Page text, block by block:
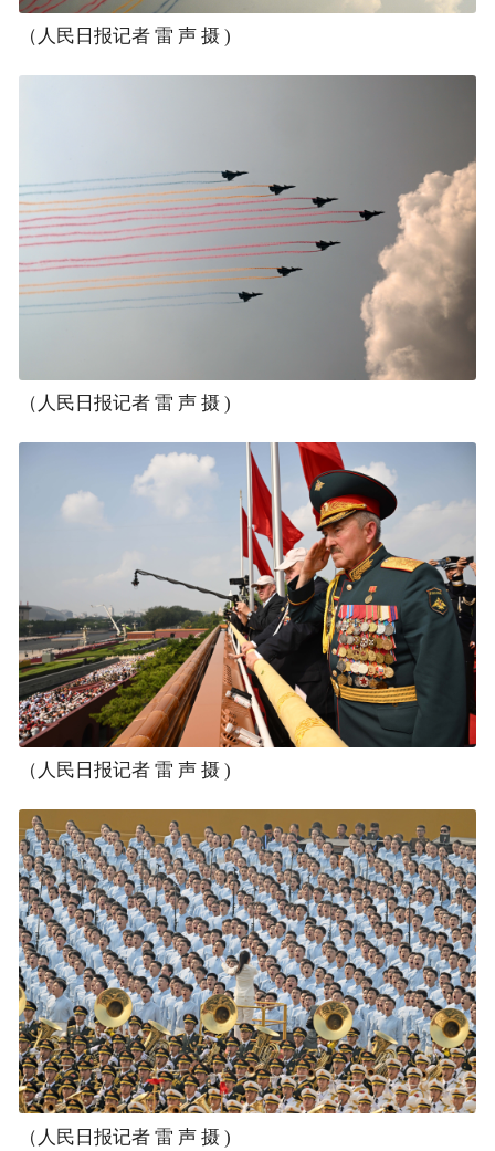
（人民日报记者 雷 声 摄 )
（人民日报记者 雷 声 摄 )
（人民日报记者 雷 声 摄 )
（人民日报记者 雷 声 摄 )